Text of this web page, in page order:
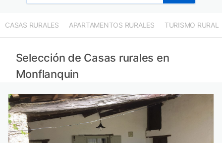
CASAS RURALES APARTAMENTOS RURALES TURISMO RURAL
Selección de Casas rurales en
Monflanquin